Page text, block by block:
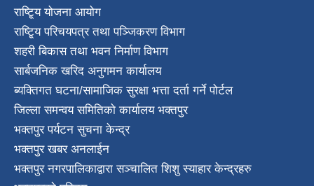
राष्टि्ृय योजना आयोग
राष्टि्ृय परिचयपत्र तथा पञ्जिकरण विभाग
शहरी बिकास तथा भवन निर्माण विभाग
सार्बजनिक खरिद अनुगमन कार्यालय
ब्यक्तिगत घटना/सामाजिक सुरक्षा भत्ता दर्ता गर्ने पोर्टल
जिल्ला समन्वय समितिको कार्यालय भक्तपुर
भक्तपुर पर्यटन सुचना केन्द्र
भक्तपुर खबर अनलाईन
भक्तपुर नगरपालिकाद्वारा सञ्चालित शिशु स्याहार केन्द्रहरु